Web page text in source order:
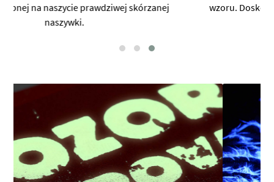
wzoru. Doskonały do tworzenia wrażenia mozaiki.